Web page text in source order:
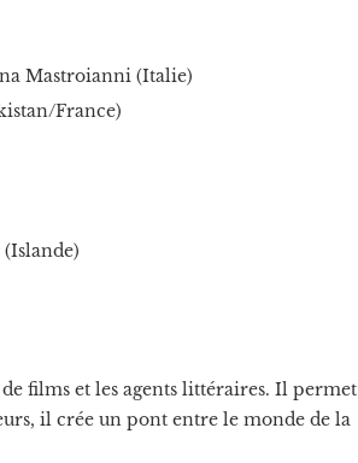
Mastroianni (Italie)
France)
films et les agents littéraires. Il permet
il crée un pont entre le monde de la